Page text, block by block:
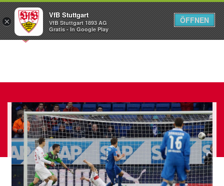
Menü
×
VfB Stuttgart
VfB Stuttgart 1893 AG
Gratis - In Google Play
ÖFFNEN